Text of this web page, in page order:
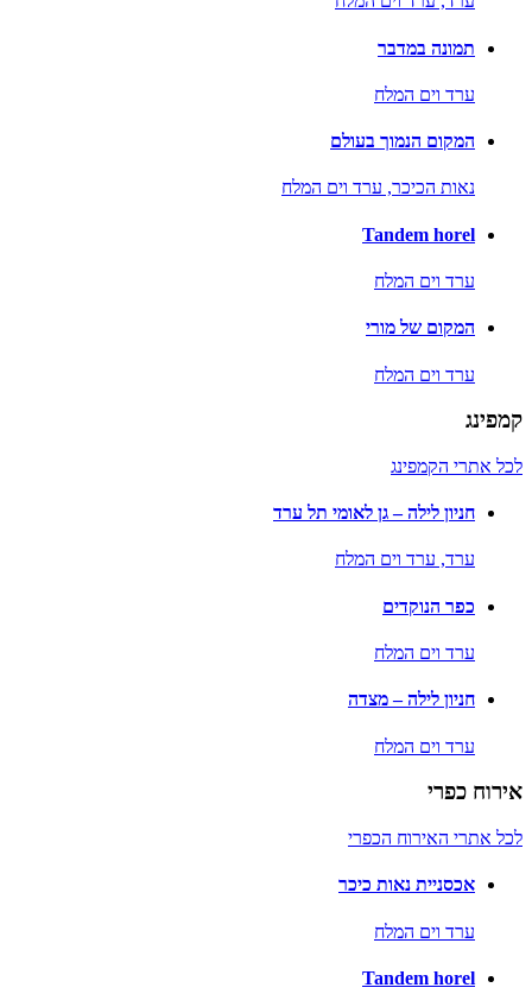
תמונה במדבר
ערד וים המלח
המקום הנמוך בעולם
נאות הכיכר, ערד וים המלח
Tandem horel
ערד וים המלח
המקום של מורי
ערד וים המלח
קמפינג
לכל אתרי הקמפינג
חניון לילה – גן לאומי תל ערד
ערד, ערד וים המלח
כפר הנוקדים
ערד וים המלח
חניון לילה – מצדה
ערד וים המלח
אירוח כפרי
לכל אתרי האירוח הכפרי
אכסניית נאות כיכר
ערד וים המלח
Tandem horel